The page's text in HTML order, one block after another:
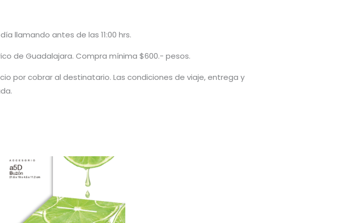
llamando antes de las 11:00 hrs.
de Guadalajara. Compra mínima $600.- pesos.
por cobrar al destinatario. Las condiciones de viaje, entrega y